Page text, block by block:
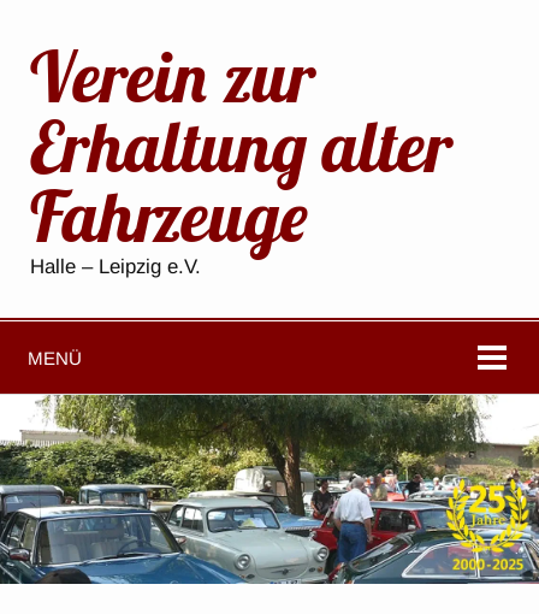
Verein zur
Erhaltung alter
Fahrzeuge
Halle – Leipzig e.V.
MENÜ